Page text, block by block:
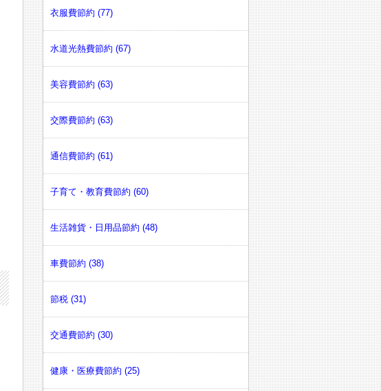
衣服費節約 (77)
水道光熱費節約 (67)
美容費節約 (63)
交際費節約 (63)
通信費節約 (61)
子育て・教育費節約 (60)
生活雑貨・日用品節約 (48)
車費節約 (38)
節税 (31)
交通費節約 (30)
健康・医療費節約 (25)